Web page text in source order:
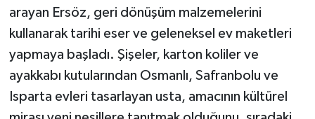
arayan Ersöz, geri dönüşüm malzemelerini
kullanarak tarihi eser ve geleneksel ev maketleri
yapmaya başladı. Şişeler, karton koliler ve
ayakkabı kutularından Osmanlı, Safranbolu ve
Isparta evleri tasarlayan usta, amacının kültürel